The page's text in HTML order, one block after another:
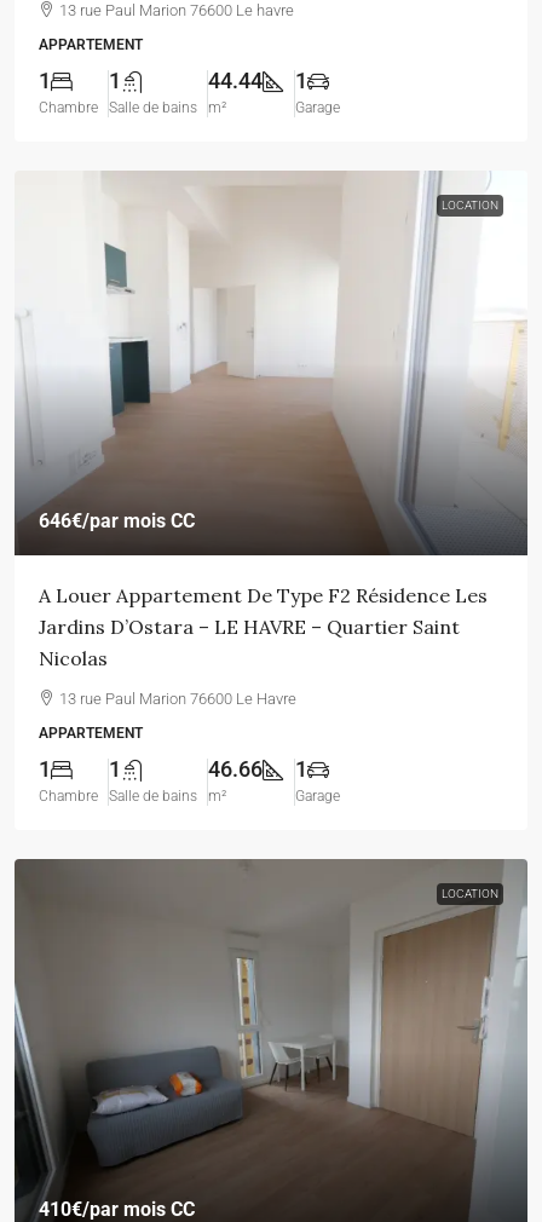
13 rue Paul Marion 76600 Le havre
APPARTEMENT
1
Chambre
1
Salle de bains
44.44
m²
1
Garage
LOCATION
646€/par mois CC
A Louer Appartement De Type F2 Résidence Les
Jardins D’Ostara – LE HAVRE – Quartier Saint
Nicolas
13 rue Paul Marion 76600 Le Havre
APPARTEMENT
1
Chambre
1
Salle de bains
46.66
m²
1
Garage
LOCATION
410€/par mois CC